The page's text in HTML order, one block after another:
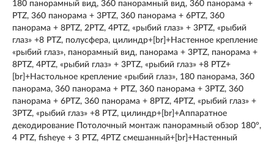
180 панорамный вид, 360 панорамный вид, 360 панорама +
PTZ, 360 панорама + 3PTZ, 360 панорама + 6PTZ, 360
панорама + 8PTZ, 2PTZ, 4PTZ, «рыбий глаз» + 3PTZ, «рыбий
глаз» +8 PTZ, полусфера, цилиндр+[br]+Настенное крепление
«рыбий глаз», панорамный вид, панорама + 3PTZ, панорама +
8PTZ, 4PTZ, «рыбий глаз» + 3PTZ, «рыбий глаз» +8 PTZ+
[br]+Настольное крепление «рыбий глаз», 180 панорама, 360
панорама, 360 панорама + PTZ, 360 панорама + 3PTZ, 360
панорама + 6PTZ, 360 панорама + 8PTZ, 4PTZ, «рыбий глаз» +
3PTZ, «рыбий глаз» +8 PTZ, цилиндр+[br]+Аппаратное
декодирование Потолочный монтаж панорамный обзор 180°,
4 PTZ, fisheye + 3 PTZ, 4PTZ смешанный+[br]+Настенный